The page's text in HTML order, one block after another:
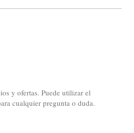
y ofertas. Puede utilizar el
cualquier pregunta o duda.